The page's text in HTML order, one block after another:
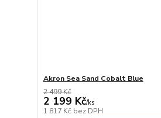
Akron Sea Sand Cobalt Blue
2 499 Kč
2 199 Kč/ks
1 817 Kč bez DPH